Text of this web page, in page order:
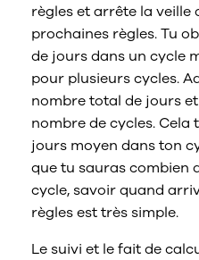
règles et arrête la veille
prochaines règles. Tu
de jours dans un cycle
pour plusieurs cycles.
nombre total de jours
nombre de cycles.
jours moyen dans ton
que tu sauras combien
cycle, savoir quand
règles est très simple.
Le suivi et le fait de